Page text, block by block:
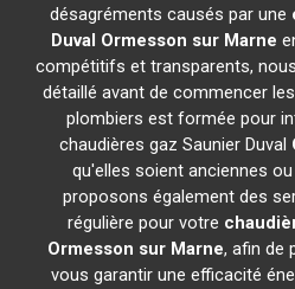
désagréments causés par une
Duval Ormesson sur Marne
compétitifs et transparents,
détaillé avant de commencer
plombiers est formée pour
chaudières gaz Saunier Duval
qu'elles soient anciennes
proposons également des
régulière pour votre
Ormesson sur Marne, afin de
vous garantir une efficacité